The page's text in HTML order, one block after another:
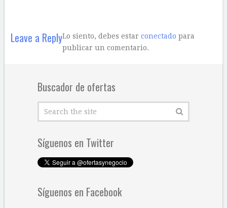
Leave a ReplyLo siento, debes estar conectado para
publicar un comentario.
Buscador de ofertas
Síguenos en Twitter
Síguenos en Facebook